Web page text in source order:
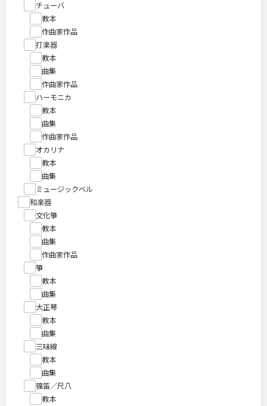
チューバ
教本
作曲家作品
打楽器
教本
曲集
作曲家作品
ハーモニカ
教本
曲集
作曲家作品
オカリナ
教本
曲集
ミュージックベル
和楽器
文化箏
教本
曲集
作曲家作品
箏
教本
曲集
大正琴
教本
曲集
三味線
教本
曲集
篠笛／尺八
教本